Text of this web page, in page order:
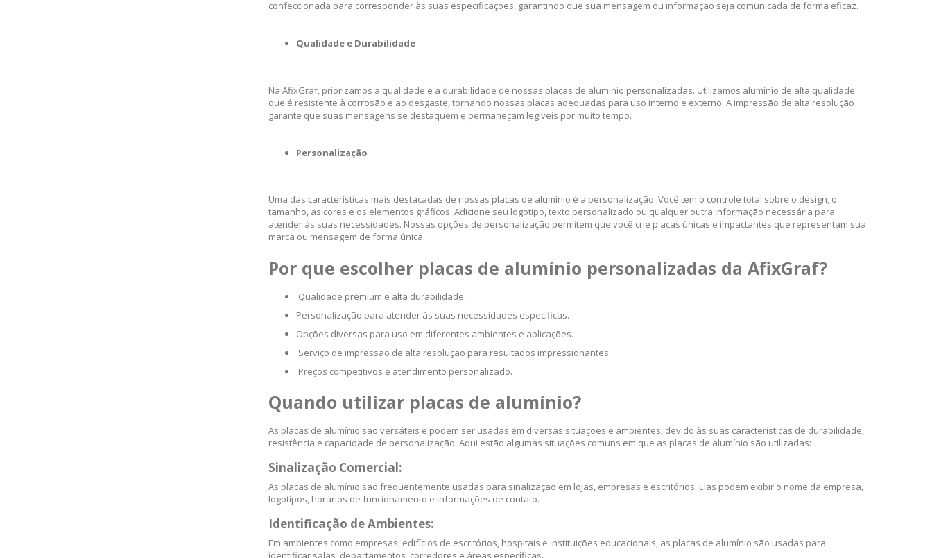
confeccionada para corresponder às suas especificações, garantindo que sua mensagem ou informação seja comunicada de forma eficaz.
Qualidade e Durabilidade
Na AfixGraf, priorizamos a qualidade e a durabilidade de nossas placas de alumínio personalizadas. Utilizamos alumínio de alta qualidade
que é resistente à corrosão e ao desgaste, tornando nossas placas adequadas para uso interno e externo. A impressão de alta resolução
garante que suas mensagens se destaquem e permaneçam legíveis por muito tempo.
Personalização
Uma das características mais destacadas de nossas placas de alumínio é a personalização. Você tem o controle total sobre o design, o
tamanho, as cores e os elementos gráficos. Adicione seu logotipo, texto personalizado ou qualquer outra informação necessária para
atender às suas necessidades. Nossas opções de personalização permitem que você crie placas únicas e impactantes que representam sua
marca ou mensagem de forma única.
Por que escolher placas de alumínio personalizadas da AfixGraf?
Qualidade premium e alta durabilidade.
Personalização para atender às suas necessidades específicas.
Opções diversas para uso em diferentes ambientes e aplicações.
Serviço de impressão de alta resolução para resultados impressionantes.
Preços competitivos e atendimento personalizado.
Quando utilizar placas de alumínio?
As placas de alumínio são versáteis e podem ser usadas em diversas situações e ambientes, devido às suas características de durabilidade,
resistência e capacidade de personalização. Aqui estão algumas situações comuns em que as placas de alumínio são utilizadas:
Sinalização Comercial:
As placas de alumínio são frequentemente usadas para sinalização em lojas, empresas e escritórios. Elas podem exibir o nome da empresa,
logotipos, horários de funcionamento e informações de contato.
Identificação de Ambientes:
Em ambientes como empresas, edifícios de escritórios, hospitais e instituições educacionais, as placas de alumínio são usadas para
identificar salas, departamentos, corredores e áreas específicas.